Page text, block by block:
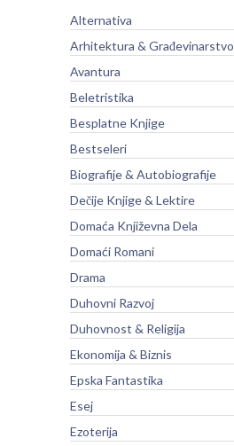
Alternativa
Arhitektura & Građevinarstvo
Avantura
Beletristika
Besplatne Knjige
Bestseleri
Biografije & Autobiografije
Dečije Knjige & Lektire
Domaća Književna Dela
Domaći Romani
Drama
Duhovni Razvoj
Duhovnost & Religija
Ekonomija & Biznis
Epska Fantastika
Esej
Ezoterija